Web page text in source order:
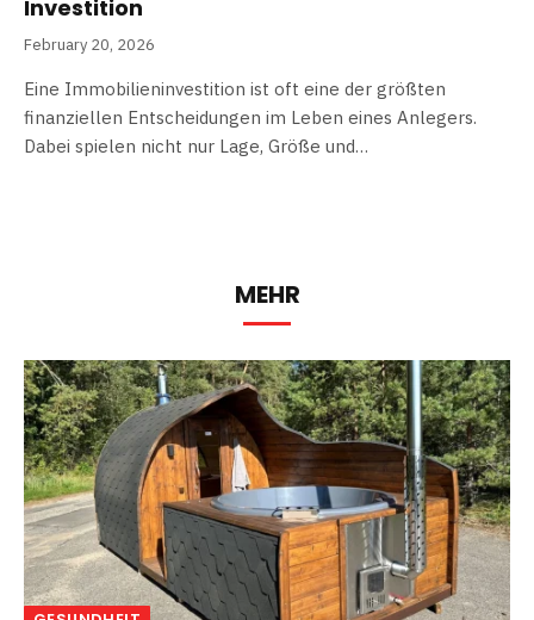
Investition
February 20, 2026
Eine Immobilieninvestition ist oft eine der größten
finanziellen Entscheidungen im Leben eines Anlegers.
Dabei spielen nicht nur Lage, Größe und…
MEHR